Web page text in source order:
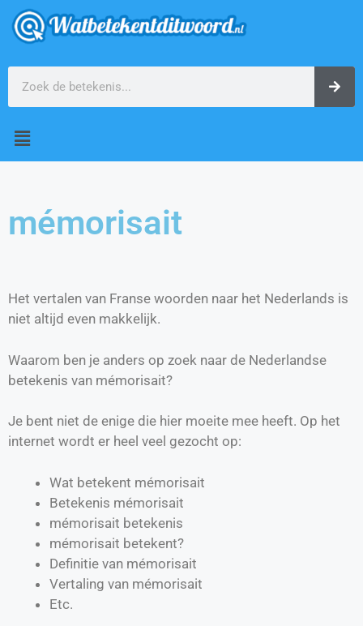
mémorisait
Het vertalen van Franse woorden naar het Nederlands is
niet altijd even makkelijk.
Waarom ben je anders op zoek naar de Nederlandse
betekenis van mémorisait?
Je bent niet de enige die hier moeite mee heeft. Op het
internet wordt er heel veel gezocht op:
Wat betekent mémorisait
Betekenis mémorisait
mémorisait betekenis
mémorisait betekent?
Definitie van mémorisait
Vertaling van mémorisait
Etc.